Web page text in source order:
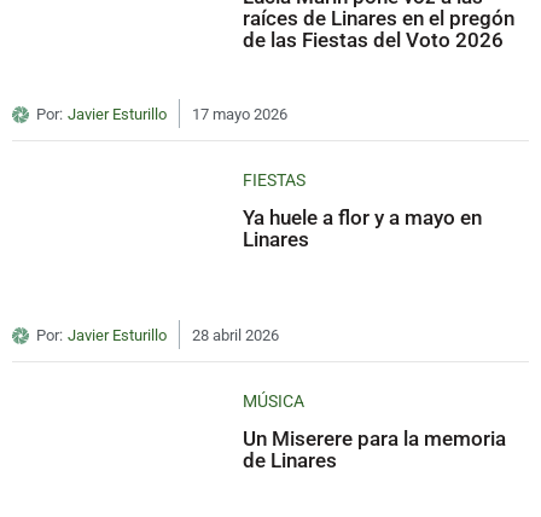
raíces de Linares en el pregón
de las Fiestas del Voto 2026
Por: Javier Esturillo 17 mayo 2026
FIESTAS
Ya huele a flor y a mayo en
Linares
Por: Javier Esturillo 28 abril 2026
MÚSICA
Un Miserere para la memoria
de Linares